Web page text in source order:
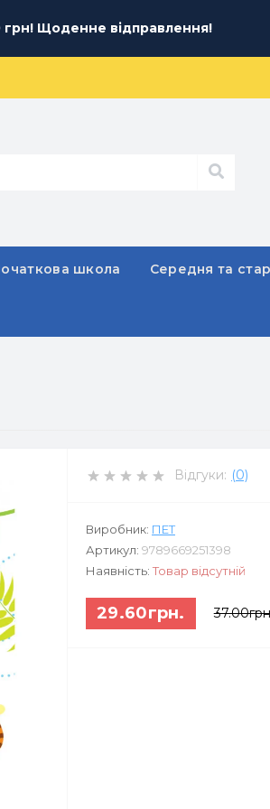
Щоденне відправлення!
школа Середня та
Відгуки: (0)
Виробник: ПЕТ
Артикул: 9789669251398
Наявність: Товар відсутній
29.60грн.